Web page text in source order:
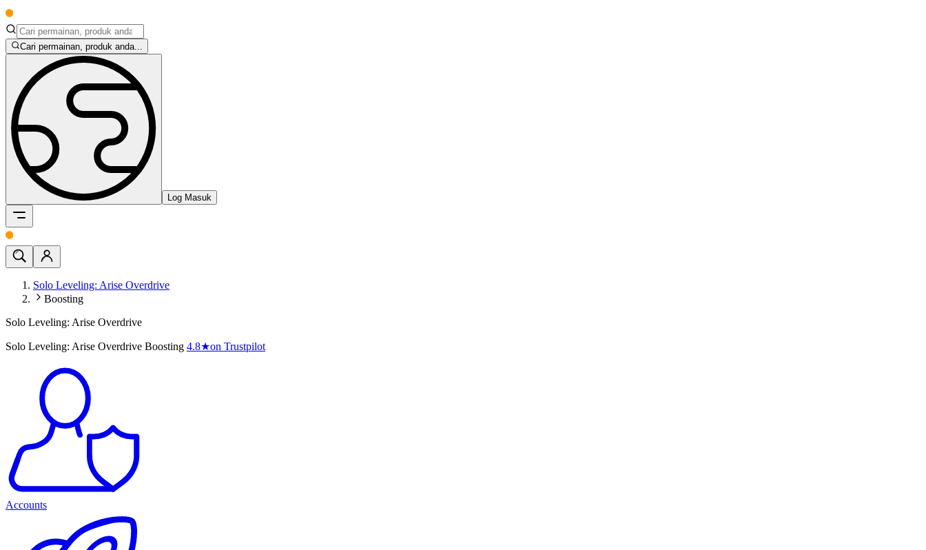
Cari permainan, produk anda...
Log Masuk
Solo Leveling: Arise Overdrive
Boosting
Solo Leveling: Arise Overdrive
Solo Leveling: Arise Overdrive Boosting 4.8★on Trustpilot
Accounts